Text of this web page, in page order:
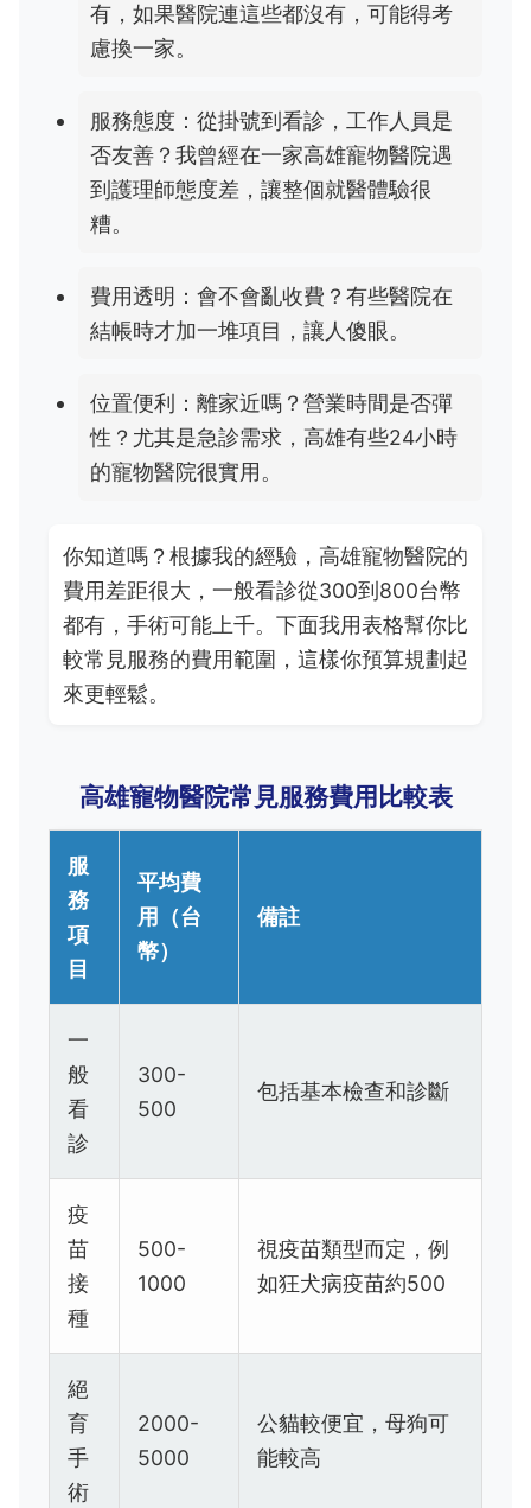
有，如果醫院連這些都沒有，可能得考
慮換一家。
服務態度：從掛號到看診，工作人員是
否友善？我曾經在一家高雄寵物醫院遇
到護理師態度差，讓整個就醫體驗很
糟。
費用透明：會不會亂收費？有些醫院在
結帳時才加一堆項目，讓人傻眼。
位置便利：離家近嗎？營業時間是否彈
性？尤其是急診需求，高雄有些24小時
的寵物醫院很實用。
你知道嗎？根據我的經驗，高雄寵物醫院的
費用差距很大，一般看診從300到800台幣
都有，手術可能上千。下面我用表格幫你比
較常見服務的費用範圍，這樣你預算規劃起
來更輕鬆。
高雄寵物醫院常見服務費用比較表
服
務
項
目
平均費
用（台
幣）
備註
一
般
看
診
300-
500
包括基本檢查和診斷
疫
苗
接
種
500-
1000
視疫苗類型而定，例
如狂犬病疫苗約500
絕
育
手
術
2000-
5000
公貓較便宜，母狗可
能較高